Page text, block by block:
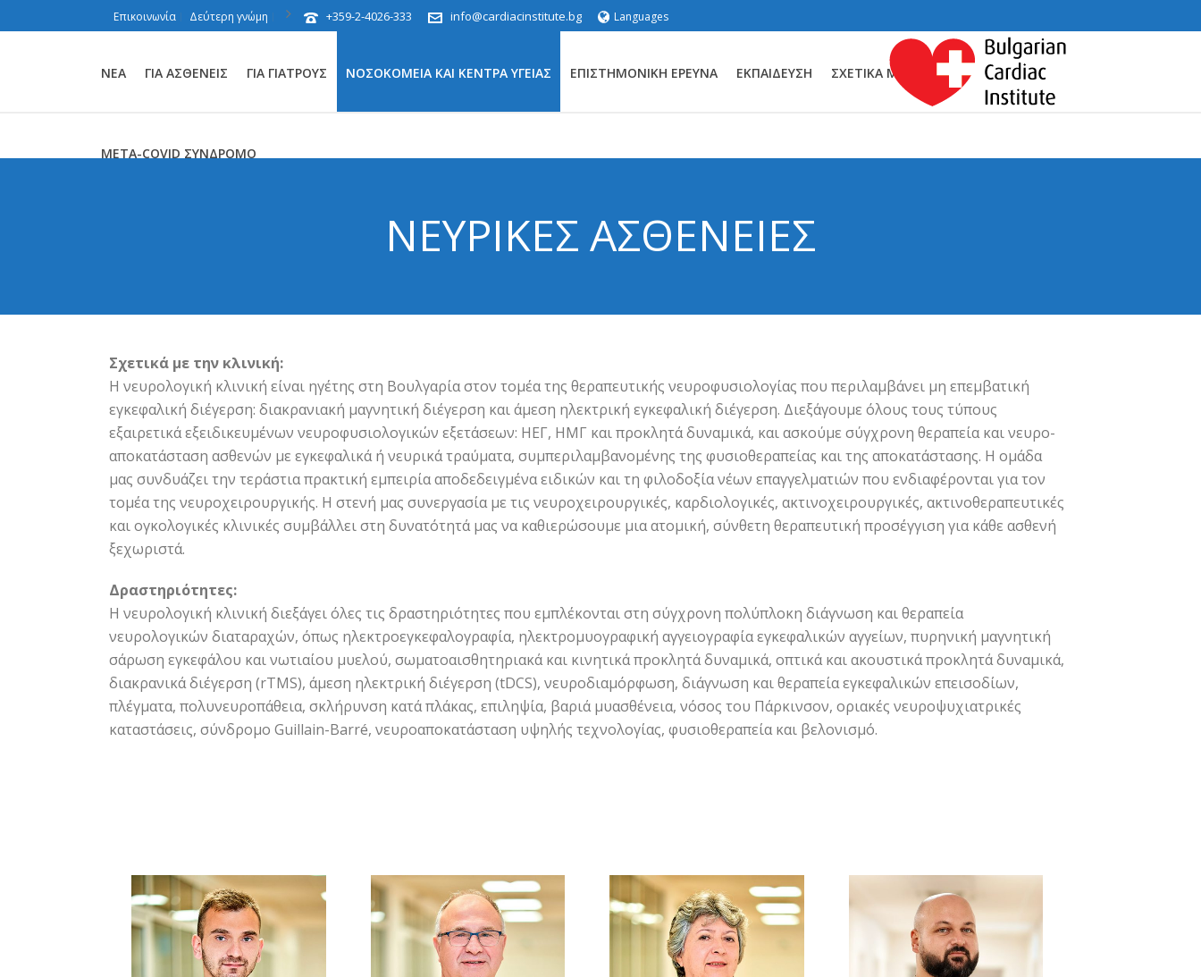
Επικοινωνία Δεύτερη γνώμη +359-2-4026-333 info@cardiacinstitute.bg Languages
ΝΈΑ ΓΙΑ ΑΣΘΕΝΕΊΣ ΓΙΑ ΓΙΑΤΡΟΎΣ ΝΟΣΟΚΟΜΕΊΑ ΚΑΙ ΚΈΝΤΡΑ ΥΓΕΊΑΣ ΕΠΙΣΤΗΜΟΝΙΚΉ ΈΡΕΥΝΑ ΕΚΠΑΊΔΕΥΣΗ ΣΧΕΤΙΚΆ ΜΕ ΕΜΆΣ
ΜΕΤΑ-COVID ΣΎΝΔΡΟΜΟ
ΝΕΥΡΙΚΈΣ ΑΣΘΈΝΕΙΕΣ
Σχετικά με την κλινική:
Η νευρολογική κλινική είναι ηγέτης στη Βουλγαρία στον τομέα της θεραπευτικής νευροφυσιολογίας που περιλαμβάνει μη επεμβατική
εγκεφαλική διέγερση: διακρανιακή μαγνητική διέγερση και άμεση ηλεκτρική εγκεφαλική διέγερση. Διεξάγουμε όλους τους τύπους
εξαιρετικά εξειδικευμένων νευροφυσιολογικών εξετάσεων: ΗΕΓ, ΗΜΓ και προκλητά δυναμικά, και ασκούμε σύγχρονη θεραπεία και νευρο-
αποκατάσταση ασθενών με εγκεφαλικά ή νευρικά τραύματα, συμπεριλαμβανομένης της φυσιοθεραπείας και της αποκατάστασης. Η ομάδα
μας συνδυάζει την τεράστια πρακτική εμπειρία αποδεδειγμένα ειδικών και τη φιλοδοξία νέων επαγγελματιών που ενδιαφέρονται για τον
τομέα της νευροχειρουργικής. Η στενή μας συνεργασία με τις νευροχειρουργικές, καρδιολογικές, ακτινοχειρουργικές, ακτινοθεραπευτικές
και ογκολογικές κλινικές συμβάλλει στη δυνατότητά μας να καθιερώσουμε μια ατομική, σύνθετη θεραπευτική προσέγγιση για κάθε ασθενή
ξεχωριστά.
Δραστηριότητες:
Η νευρολογική κλινική διεξάγει όλες τις δραστηριότητες που εμπλέκονται στη σύγχρονη πολύπλοκη διάγνωση και θεραπεία
νευρολογικών διαταραχών, όπως ηλεκτροεγκεφαλογραφία, ηλεκτρομυογραφική αγγειογραφία εγκεφαλικών αγγείων, πυρηνική μαγνητική
σάρωση εγκεφάλου και νωτιαίου μυελού, σωματοαισθητηριακά και κινητικά προκλητά δυναμικά, οπτικά και ακουστικά προκλητά δυναμικά,
διακρανικά διέγερση (rTMS), άμεση ηλεκτρική διέγερση (tDCS), νευροδιαμόρφωση, διάγνωση και θεραπεία εγκεφαλικών επεισοδίων,
πλέγματα, πολυνευροπάθεια, σκλήρυνση κατά πλάκας, επιληψία, βαριά μυασθένεια, νόσος του Πάρκινσον, οριακές νευροψυχιατρικές
καταστάσεις, σύνδρομο Guillain-Barré, νευροαποκατάσταση υψηλής τεχνολογίας, φυσιοθεραπεία και βελονισμό.